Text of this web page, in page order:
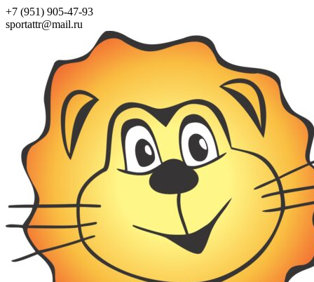
+7 (951) 905-47-93
sportattr@mail.ru